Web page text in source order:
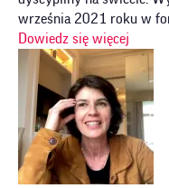
września 2021 roku w
Dowiedz się więcej